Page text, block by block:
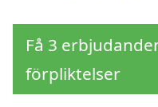
Få 3
förpliktelser